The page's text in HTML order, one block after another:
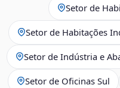
Setor de
Setor de Habitações
Setor de Indústria e
Setor de Oficinas Sul